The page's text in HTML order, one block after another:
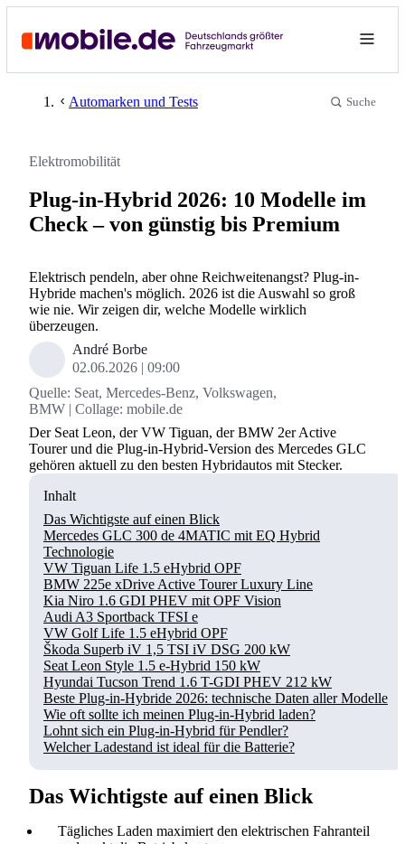
Automarken und Tests Suche
Elektromobilität
Plug-in-Hybrid 2026: 10 Modelle im
Check – von günstig bis Premium
Elektrisch pendeln, aber ohne Reichweitenangst? Plug-in-
Hybride machen's möglich. 2026 ist die Auswahl so groß
wie nie. Wir zeigen dir, welche Modelle wirklich
überzeugen.
André Borbe
02.06.2026
09:00
Inhalt
Das Wichtigste auf einen Blick
Mercedes GLC 300 de 4MATIC mit EQ Hybrid
Technologie
VW Tiguan Life 1.5 eHybrid OPF
BMW 225e xDrive Active Tourer Luxury Line
Kia Niro 1.6 GDI PHEV mit OPF Vision
Audi A3 Sportback TFSI e
VW Golf Life 1.5 eHybrid OPF
Škoda Superb iV 1,5 TSI iV DSG 200 kW
Seat Leon Style 1.5 e-Hybrid 150 kW
Hyundai Tucson Trend 1.6 T-GDI PHEV 212 kW
Beste Plug-in-Hybride 2026: technische Daten aller Modelle
Wie oft sollte ich meinen Plug-in-Hybrid laden?
Lohnt sich ein Plug-in-Hybrid für Pendler?
Welcher Ladestand ist ideal für die Batterie?
Quelle: Seat, Mercedes-Benz, Volkswagen,
BMW | Collage: mobile.de
Der Seat Leon, der VW Tiguan, der BMW 2er Active
Tourer und die Plug-in-Hybrid-Version des Mercedes GLC
gehören aktuell zu den besten Hybridautos mit Stecker.
Das Wichtigste auf einen Blick
Tägliches Laden maximiert den elektrischen Fahranteil